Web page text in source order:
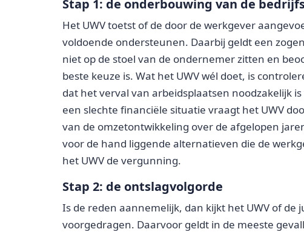
Stap 1: de onderbouwing van de
Het UWV toetst of de door de werkgever
voldoende ondersteunen. Daarbij geldt een
niet op de stoel van de ondernemer zitten en
beste keuze is. Wat het UWV wél doet, is
dat het verval van arbeidsplaatsen noodzakelijk
een slechte financiële situatie vraagt het UWV
van de omzetontwikkeling over de afgelopen
voor de hand liggende alternatieven die de
het UWV de vergunning.
Stap 2: de ontslagvolgorde
Is de reden aannemelijk, dan kijkt het UWV of de
voorgedragen. Daarvoor geldt in de meeste